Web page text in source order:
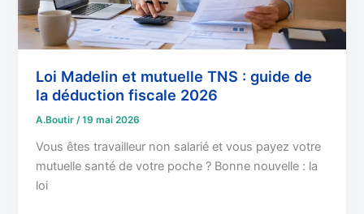
Loi Madelin et mutuelle TNS : guide de
la déduction fiscale 2026
A.Boutir/19 mai 2026
Vous êtes travailleur non salarié et vous payez votre
mutuelle santé de votre poche ? Bonne nouvelle : la
loi
de
la
déduction
fiscale
2026